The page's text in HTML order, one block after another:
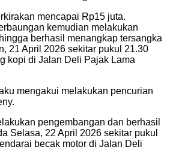
mencapai Rp15 juta.
kemudian melakukan
berhasil menangkap tersangka
21 April 2026 sekitar pukul 21.30
kopi di Jalan Deli Pajak Lama
mengakui melakukan pencurian
pengembangan dan berhasil
Selasa, 22 April 2026 sekitar pukul
becak motor di Jalan Deli